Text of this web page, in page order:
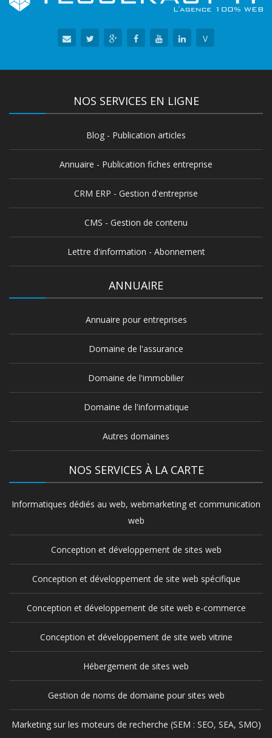
V
NOS SERVICES EN LIGNE
Blog - Publication articles
Annuaire - Publication fiches entreprise
CRM ERP - Gestion d'entreprise
CMS - Gestion de contenu
Lettre d'information - Abonnement
ANNUAIRE
Annuaire pour entreprises
Domaine de l'assurance
Domaine de l'immobilier
Domaine de l'informatique
Autres domaines
NOS SERVICES À LA CARTE
Informatiques dédiés au web, webmarketing et communication
web
Conception et développement de sites web
Conception et développement de site web spécifique
Conception et développement de site web e-commerce
Conception et développement de site web vitrine
Hébergement de sites web
Gestion de noms de domaine pour sites web
Marketing sur les moteurs de recherche (SEM : SEO, SEA, SMO)